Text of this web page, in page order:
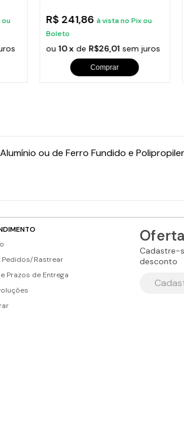
ou
R$ 241,86 à vista no Pix ou
Boleto
ou10 x de R$26,01 sem juros
Comprar
ou de Ferro Fundido e
Pedidos/Rastrear
Prazos de Entrega
Cadastre-
desconto